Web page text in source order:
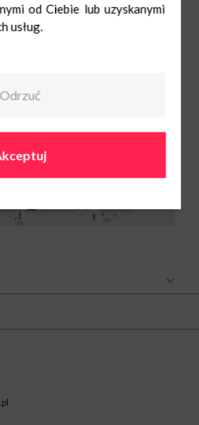
12 297 31 71
od Ciebie lub uzyskanymi
usług.
Odrzuć